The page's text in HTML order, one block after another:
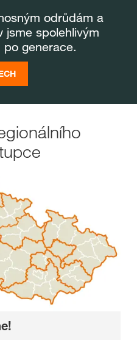
odrůdám a
jsme spolehlivým
generace.